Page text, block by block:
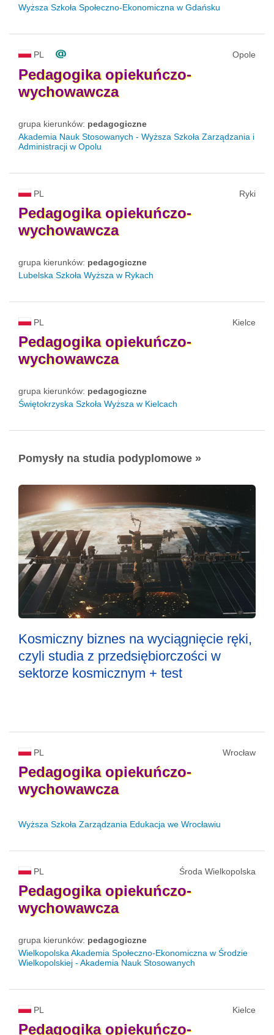
Wyższa Szkoła Społeczno-Ekonomiczna w Gdańsku
PL Opole
Pedagogika opiekuńczo-
wychowawcza
grupa kierunków: pedagogiczne
Akademia Nauk Stosowanych - Wyższa Szkoła Zarządzania i
Administracji w Opolu
PL Ryki
Pedagogika opiekuńczo-
wychowawcza
grupa kierunków: pedagogiczne
Lubelska Szkoła Wyższa w Rykach
PL Kielce
Pedagogika opiekuńczo-
wychowawcza
grupa kierunków: pedagogiczne
Świętokrzyska Szkoła Wyższa w Kielcach
Pomysły na studia podyplomowe »
Kosmiczny biznes na wyciągnięcie ręki,
czyli studia z przedsiębiorczości w
sektorze kosmicznym + test
PL Wrocław
Pedagogika opiekuńczo-
wychowawcza
Wyższa Szkoła Zarządzania Edukacja we Wrocławiu
PL Środa Wielkopolska
Pedagogika opiekuńczo-
wychowawcza
grupa kierunków: pedagogiczne
Wielkopolska Akademia Społeczno-Ekonomiczna w Środzie
Wielkopolskiej - Akademia Nauk Stosowanych
PL Kielce
Pedagogika opiekuńczo-